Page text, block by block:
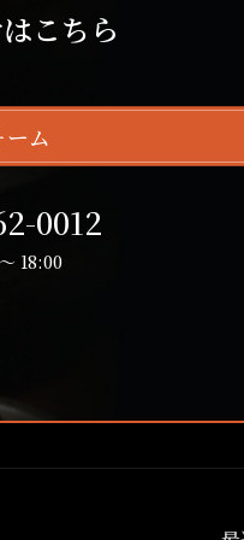
こちら
ーム
0012
18:00